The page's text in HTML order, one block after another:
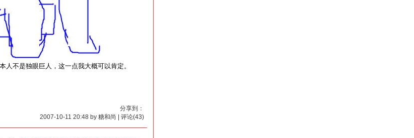
不是独眼巨人，这一点我大概可以肯定。
分享到：
2007-10-11 20:48 by 糖和尚 | 评论(43)